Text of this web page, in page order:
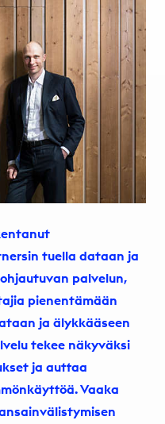
tuella dataan ja
palvelun,
pienentämään
ja älykkääseen
tekee näkyväksi
ja auttaa
Vaaka